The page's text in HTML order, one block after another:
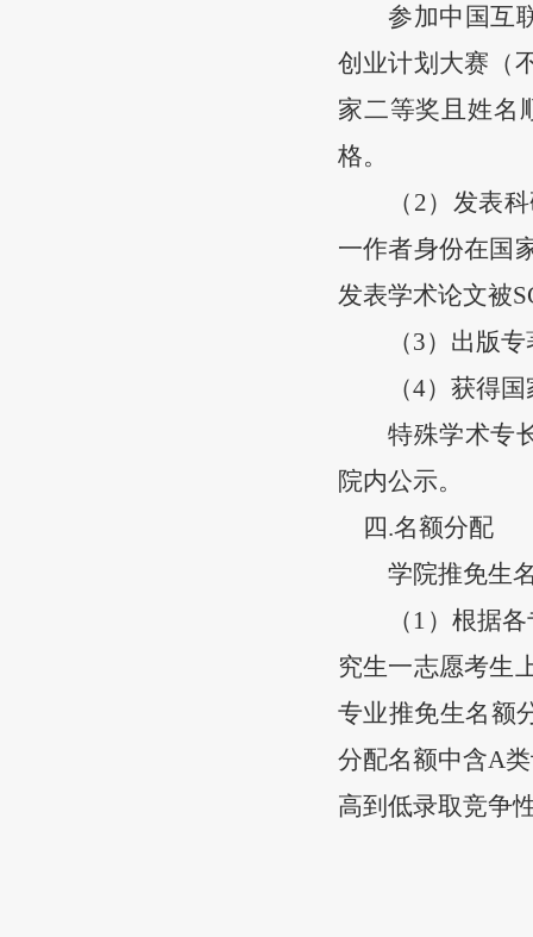
参加中国互
创业计划大赛（
家二等奖且姓名
格。
（ 2）发表
一作者身份在国
发表学术论文被
（3）出版
（4）获得
特殊学术专
院内公示。
四.名额分配
学院推免生
（ 1）根据
究生一志愿考生
专业推免生名额
分配名额中含A
高到低录取竞争